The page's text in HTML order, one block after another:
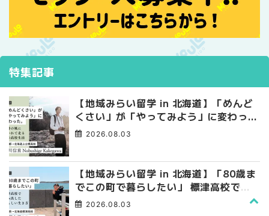
特集記事
【地域みらい留学 in 北海道】「めんど
くさい」が「やってみよう」に変わっ
た。 十勝の風に吹かれて走る、僕の泥
2026.08.03
【地域みらい留学 in 北海道】「80歳ま
でこの町で暮らしたい」 標津高校で踏
み出した、私らしい生き方
2026.08.03